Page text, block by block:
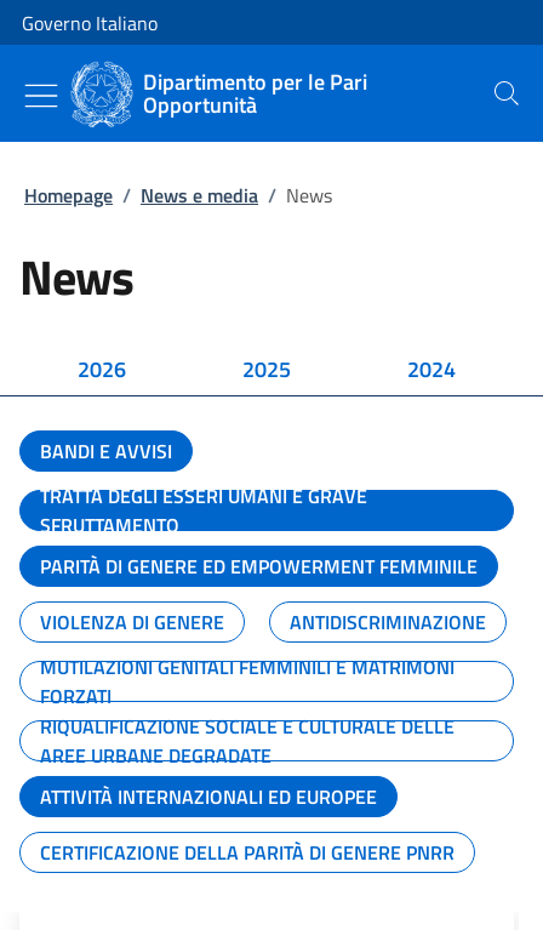
Vai al contenuto
Vai alla navigazione del sito
Governo Italiano
Dipartimento per le Pari
Opportunità Cerca
Homepage / News e media / News
News
2026 2025 2024
BANDI E AVVISI
TRATTA DEGLI ESSERI UMANI E GRAVE
SFRUTTAMENTO
PARITÀ DI GENERE ED EMPOWERMENT FEMMINILE
VIOLENZA DI GENERE
ANTIDISCRIMINAZIONE
MUTILAZIONI GENITALI FEMMINILI E MATRIMONI
FORZATI
RIQUALIFICAZIONE SOCIALE E CULTURALE DELLE
AREE URBANE DEGRADATE
ATTIVITÀ INTERNAZIONALI ED EUROPEE
CERTIFICAZIONE DELLA PARITÀ DI GENERE PNRR